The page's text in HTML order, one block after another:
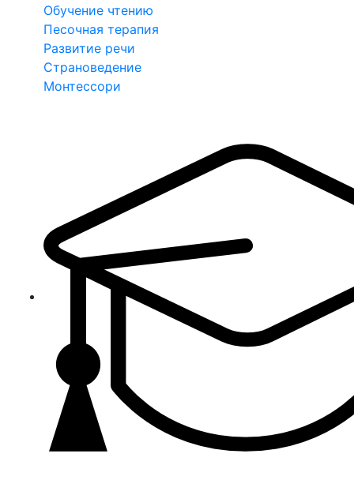
Обучение чтению
Песочная терапия
Развитие речи
Страноведение
Монтессори